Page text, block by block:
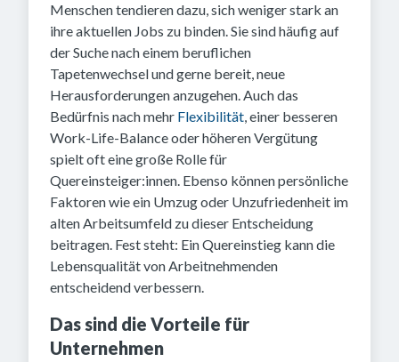
Menschen tendieren dazu, sich weniger stark an
ihre aktuellen Jobs zu binden. Sie sind häufig auf
der Suche nach einem beruflichen
Tapetenwechsel und gerne bereit, neue
Herausforderungen anzugehen. Auch das
Bedürfnis nach mehr Flexibilität, einer besseren
Work-Life-Balance oder höheren Vergütung
spielt oft eine große Rolle für
Quereinsteiger:innen. Ebenso können persönliche
Faktoren wie ein Umzug oder Unzufriedenheit im
alten Arbeitsumfeld zu dieser Entscheidung
beitragen. Fest steht: Ein Quereinstieg kann die
Lebensqualität von Arbeitnehmenden
entscheidend verbessern.
Das sind die Vorteile für
Unternehmen